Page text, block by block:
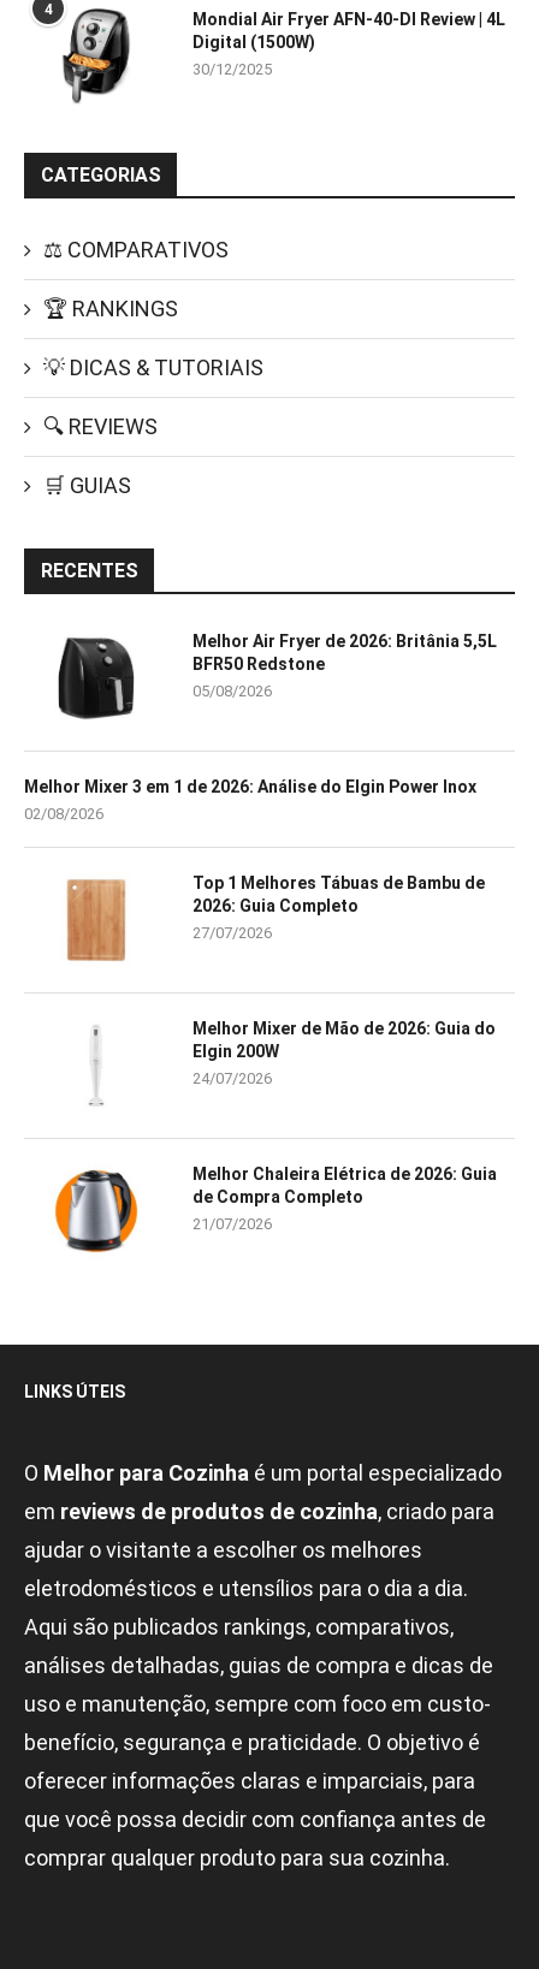
4
Mondial Air Fryer AFN-40-DI Review | 4L
Digital (1500W)
30/12/2025
CATEGORIAS
⚖️ COMPARATIVOS
🏆 RANKINGS
💡 DICAS & TUTORIAIS
🔍 REVIEWS
🛒 GUIAS
RECENTES
Melhor Air Fryer de 2026: Britânia 5,5L
BFR50 Redstone
05/08/2026
Melhor Mixer 3 em 1 de 2026: Análise do Elgin Power Inox
02/08/2026
Top 1 Melhores Tábuas de Bambu de
2026: Guia Completo
27/07/2026
Melhor Mixer de Mão de 2026: Guia do
Elgin 200W
24/07/2026
Melhor Chaleira Elétrica de 2026: Guia
de Compra Completo
21/07/2026
LINKS ÚTEIS
O Melhor para Cozinha é um portal especializado
em reviews de produtos de cozinha, criado para
ajudar o visitante a escolher os melhores
eletrodomésticos e utensílios para o dia a dia.
Aqui são publicados rankings, comparativos,
análises detalhadas, guias de compra e dicas de
uso e manutenção, sempre com foco em custo-
benefício, segurança e praticidade. O objetivo é
oferecer informações claras e imparciais, para
que você possa decidir com confiança antes de
comprar qualquer produto para sua cozinha.